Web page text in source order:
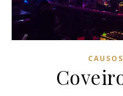
CAUSOS